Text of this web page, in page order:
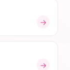
→
→